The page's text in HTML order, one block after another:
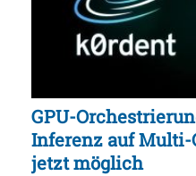
GPU-
Inferenz auf Multi-
jetzt möglich